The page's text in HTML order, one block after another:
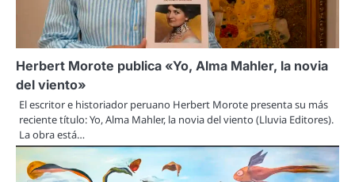
Herbert Morote publica «Yo, Alma Mahler, la novia
del viento»
El escritor e historiador peruano Herbert Morote presenta su más
reciente título: Yo, Alma Mahler, la novia del viento (Lluvia Editores).
La obra está…